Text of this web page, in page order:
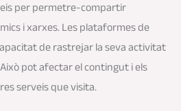
per permetre-compartir
i xarxes. Les plataformes de
de rastrejar la seva activitat
pot afectar el contingut i els
serveis que visita.